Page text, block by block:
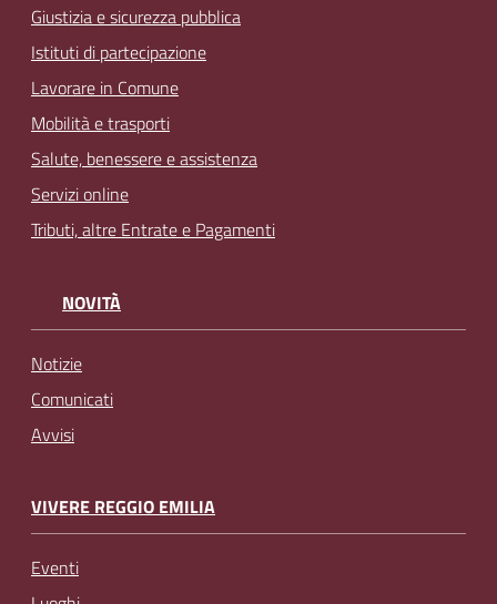
Giustizia e sicurezza pubblica
Istituti di partecipazione
Lavorare in Comune
Mobilità e trasporti
Salute, benessere e assistenza
Servizi online
Tributi, altre Entrate e Pagamenti
NOVITÀ
Notizie
Comunicati
Avvisi
VIVERE REGGIO EMILIA
Eventi